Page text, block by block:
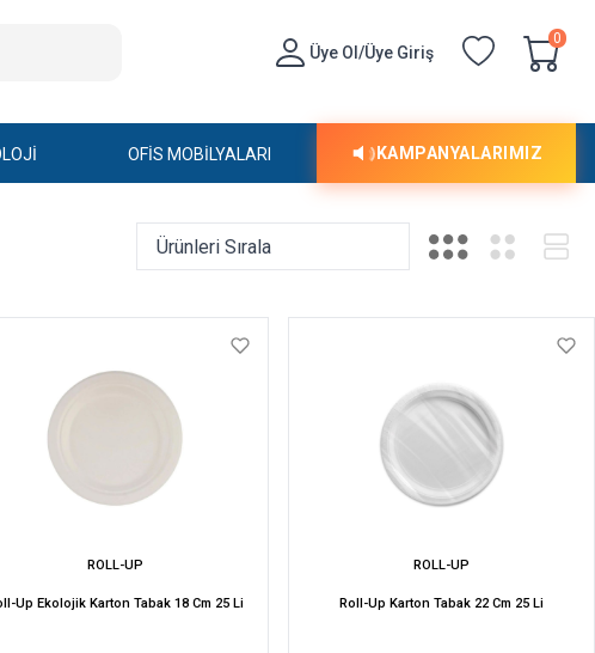
Üye Ol/Üye Giriş
0
OFİS MOBİLYALARI KAMPANYALARIMIZ
ROLL-UP
Up Ekolojik Karton Tabak 18 Cm 25 Li
ROLL-UP
Roll-Up Karton Tabak 22 Cm 25 Li